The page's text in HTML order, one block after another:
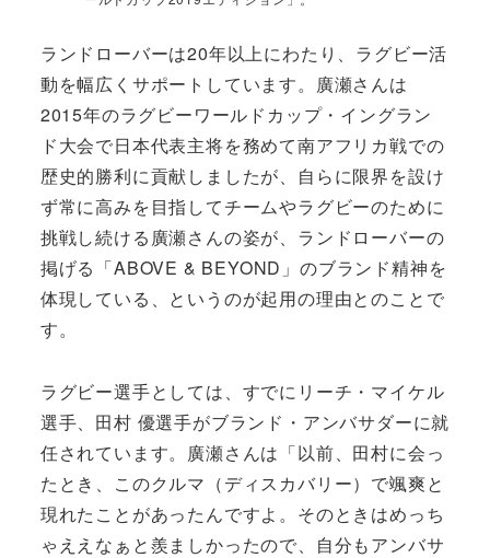
ランドローバーは20年以上にわたり、ラグビー活
動を幅広くサポートしています。廣瀬さんは
2015年のラグビーワールドカップ・イングラン
ド大会で日本代表主将を務めて南アフリカ戦での
歴史的勝利に貢献しましたが、自らに限界を設け
ず常に高みを目指してチームやラグビーのために
挑戦し続ける廣瀬さんの姿が、ランドローバーの
掲げる「ABOVE & BEYOND」のブランド精神を
体現している、というのが起用の理由とのことで
す。
ラグビー選手としては、すでにリーチ・マイケル
選手、田村 優選手がブランド・アンバサダーに就
任されています。廣瀬さんは「以前、田村に会っ
たとき、このクルマ（ディスカバリー）で颯爽と
現れたことがあったんですよ。そのときはめっち
ゃええなぁと羨ましかったので、自分もアンバサ